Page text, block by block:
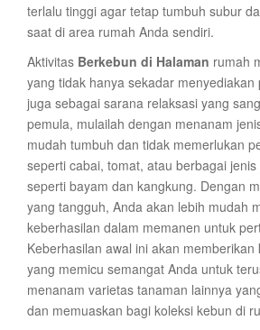
terlalu tinggi agar tetap tumbuh subur
saat di area rumah Anda sendiri.
Aktivitas Berkebun di Halaman rumah
yang tidak hanya sekadar
juga sebagai sarana relaksasi yang
pemula, mulailah dengan menanam
mudah tumbuh dan tidak memerlukan
seperti cabai, tomat, atau berbagai
seperti bayam dan kangkung. Dengan
yang tangguh, Anda akan lebih mudah
keberhasilan dalam memanen untuk
Keberhasilan awal ini akan
yang memicu semangat Anda untuk
menanam varietas tanaman lainnya
dan memuaskan bagi koleksi kebun di